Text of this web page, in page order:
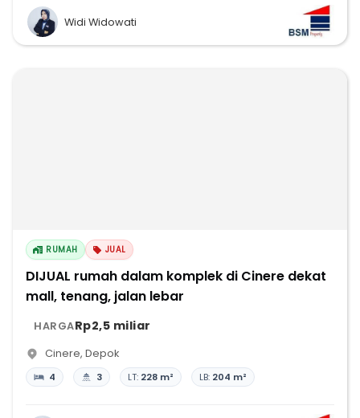
Widi Widowati
RUMAH JUAL
DIJUAL rumah dalam komplek di Cinere dekat
mall, tenang, jalan lebar
HARGARp2,5 miliar
Cinere, Depok
4 3 LT: 228 m² LB: 204 m²